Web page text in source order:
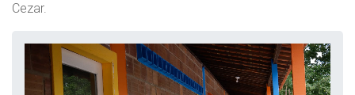
Cezar.